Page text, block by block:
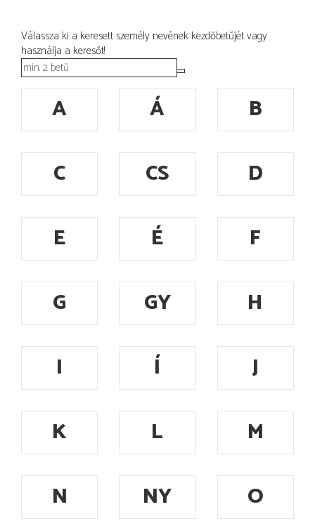
Válassza ki a keresett személy nevének kezdőbetűjét vagy
használja a keresőt!
A Á
B
C
CS
D
E
É
F
G
GY
H
I
Í
J
K
L
M
N
NY
O